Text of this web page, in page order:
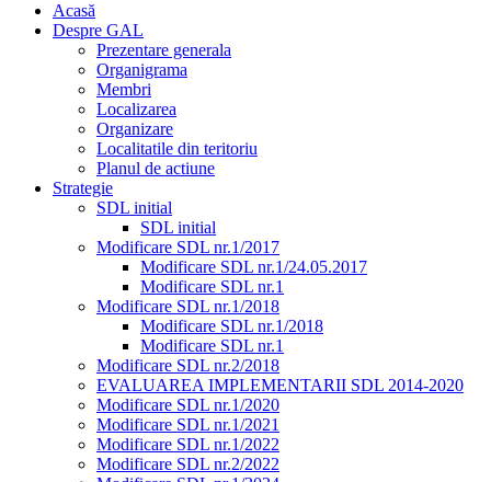
Acasă
Despre GAL
Prezentare generala
Organigrama
Membri
Localizarea
Organizare
Localitatile din teritoriu
Planul de actiune
Strategie
SDL initial
SDL initial
Modificare SDL nr.1/2017
Modificare SDL nr.1/24.05.2017
Modificare SDL nr.1
Modificare SDL nr.1/2018
Modificare SDL nr.1/2018
Modificare SDL nr.1
Modificare SDL nr.2/2018
EVALUAREA IMPLEMENTARII SDL 2014-2020
Modificare SDL nr.1/2020
Modificare SDL nr.1/2021
Modificare SDL nr.1/2022
Modificare SDL nr.2/2022